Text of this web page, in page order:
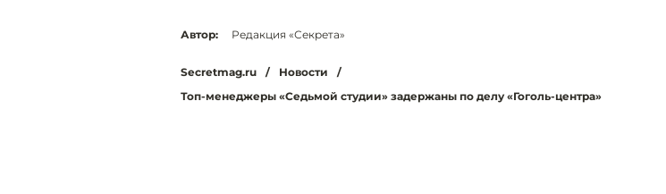
Автор: Редакция «Секрета»
Secretmag.ru / Новости
/
Топ-менеджеры «Седьмой студии» задержаны по делу «Гоголь-центра»